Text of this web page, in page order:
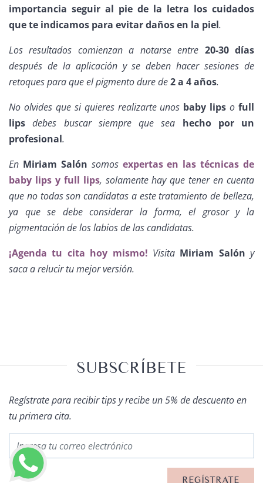
importancia seguir al pie de la letra los cuidados
que te indicamos para evitar daños en la piel.
Los resultados comienzan a notarse entre 20-30 días
después de la aplicación y se deben hacer sesiones de
retoques para que el pigmento dure de2 a 4 años.
No olvides que si quieres realizarte unos baby lips ofull
lips debes buscar siempre que sea hecho por un
profesional.
En Miriam Salón somos expertas en las técnicas de
baby lips y full lips, solamente hay que tener en cuenta
que no todas son candidatas a este tratamiento de belleza,
ya que se debe considerar la forma, el grosor y la
pigmentación de los labios de las candidatas.
¡Agenda tu cita hoy mismo! Visita Miriam Salón y
saca a relucir tu mejor versión.
SUBSCRÍBETE
Regístrate para recibir tips y recibe un 5% de descuento en
tu primera cita.